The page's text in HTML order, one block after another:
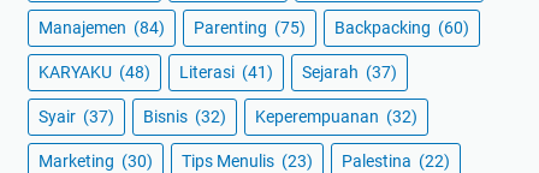
Manajemen (84) Parenting (75) Backpacking (60)
KARYAKU (48) Literasi (41) Sejarah (37)
Syair (37) Bisnis (32) Keperempuanan (32)
Marketing (30) Tips Menulis (23) Palestina (22)